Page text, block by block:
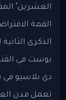
العشرين"
القمة
الذكرى
بوست في
تعمل مدن